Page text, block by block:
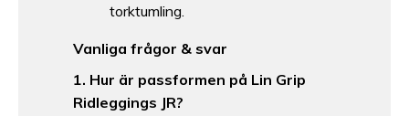
torktumling.
Vanliga frågor & svar
1. Hur är passformen på Lin Grip
Ridleggings JR?